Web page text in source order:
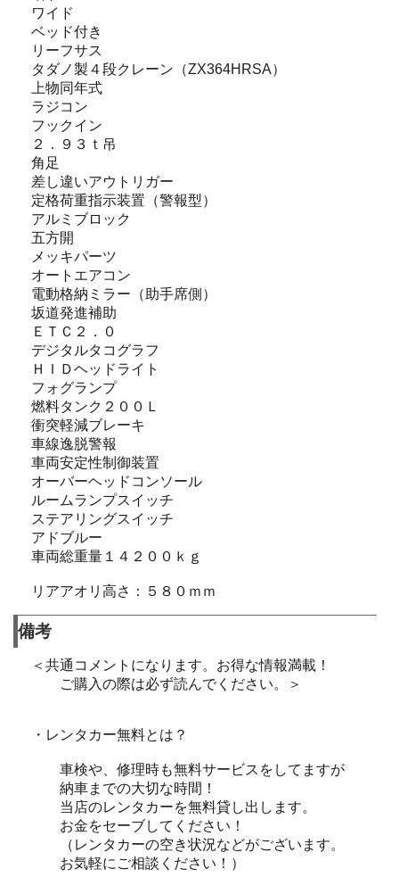
ワイド
ベッド付き
リーフサス
タダノ製４段クレーン（ZX364HRSA）
上物同年式
ラジコン
フックイン
２．９３ｔ吊
角足
差し違いアウトリガー
定格荷重指示装置（警報型）
アルミブロック
五方開
メッキパーツ
オートエアコン
電動格納ミラー（助手席側）
坂道発進補助
ＥＴＣ２．０
デジタルタコグラフ
ＨＩＤヘッドライト
フォグランプ
燃料タンク２００Ｌ
衝突軽減ブレーキ
車線逸脱警報
車両安定性制御装置
オーバーヘッドコンソール
ルームランプスイッチ
ステアリングスイッチ
アドブルー
車両総重量１４２００ｋｇ
リアアオリ高さ：５８０ｍｍ
備考
＜共通コメントになります。お得な情報満載！
ご購入の際は必ず読んでください。＞
・レンタカー無料とは？
車検や、修理時も無料サービスをしてますが
納車までの大切な時間！
当店のレンタカーを無料貸し出します。
お金をセーブしてください！
（レンタカーの空き状況などがございます。
お気軽にご相談ください！）